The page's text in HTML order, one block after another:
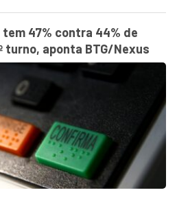
47% contra 44% de
turno, aponta BTG/Nexus